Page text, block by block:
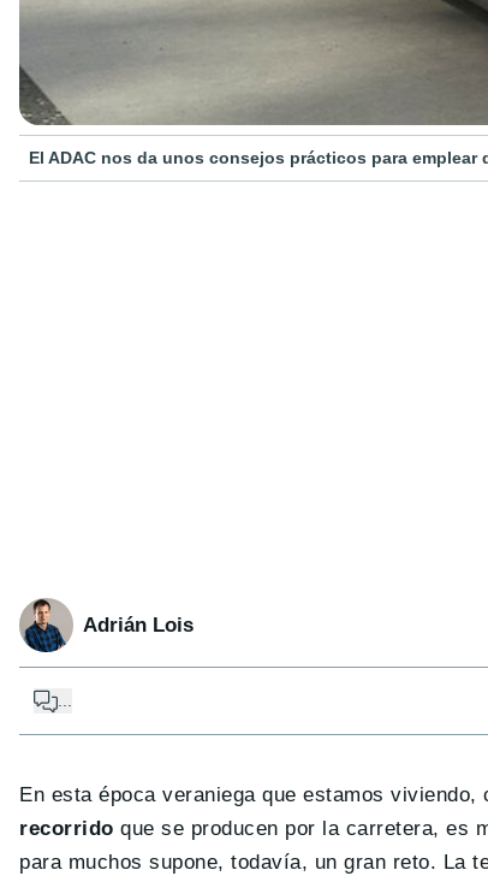
El ADAC nos da unos consejos prácticos para
Adrián Lois
...
En esta época veraniega que estamos
recorrido que se producen por la carretera, es
para muchos supone, todavía, un gran reto. La